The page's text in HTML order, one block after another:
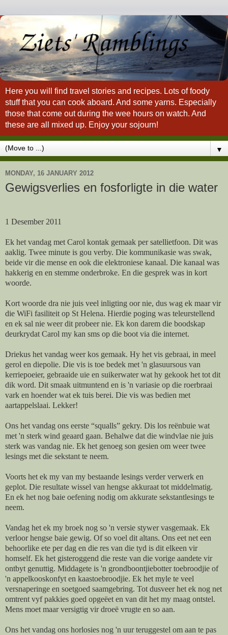
Here you will find travel stories and recipes. Lots of foody
stuff that you can cook aboard. And some yarns. Especially
those that come out during the wee hours on watch. And
these are all mixed up. Enjoy your sojourn!
▼
MONDAY, 16 JANUARY 2012
Gewigsverlies en fosforligte in die water
1 Desember 2011
Ek het vandag met Carol kontak gemaak per satellietfoon. Dit was
aaklig. Twee minute is gou verby. Die kommunikasie was swak,
beide vir die mense en ook die elektroniese kanaal. Die kanaal was
hakkerig en en stemme onderbroke. En die gesprek was in kort
woorde.
Kort woorde dra nie juis veel inligting oor nie, dus wag ek maar vir
die WiFi fasiliteit op St Helena. Hierdie poging was teleurstellend
en ek sal nie weer dit probeer nie. Ek kon darem die boodskap
deurkrydat Carol my kan sms op die boot via die internet.
Driekus het vandag weer kos gemaak. Hy het vis gebraai, in meel
gerol en diepolie. Die vis is toe bedek met 'n glasuursous van
kerriepoeier, gebraaide uie en suikerwater wat hy gekook het tot dit
dik word. Dit smaak uitmuntend en is 'n variasie op die roerbraai
vark en hoender wat ek tuis berei. Die vis was bedien met
aartappelslaai. Lekker!
Ons het vandag ons eerste “squalls” gekry. Dis los reënbuie wat
met 'n sterk wind geaard gaan. Behalwe dat die windvlae nie juis
sterk was vandag nie. Ek het genoeg son gesien om weer twee
lesings met die sekstant te neem.
Voorts het ek my van my bestaande lesings verder verwerk en
geplot. Die resultate wissel van hengse akkuraat tot middelmatig.
En ek het nog baie oefening nodig om akkurate sekstantlesings te
neem.
Vandag het ek my broek nog so 'n versie stywer vasgemaak. Ek
verloor hengse baie gewig. Of so voel dit altans. Ons eet net een
behoorlike ete per dag en die res van die tyd is dit elkeen vir
homself. Ek het gisteroggend die reste van die vorige aandete vir
ontbyt genuttig. Middagete is 'n grondboontjiebotter toebroodjie of
'n appelkooskonfyt en kaastoebroodjie. Ek het myle te veel
versnaperinge en soetgoed saamgebring. Tot dusveer het ek nog net
omtrent vyf pakkies goed opgeëet en van dit het my maag ontstel.
Mens moet maar versigtig vir droeë vrugte en so aan.
Ons het vandag ons horlosies nog 'n uur teruggestel om aan te pas